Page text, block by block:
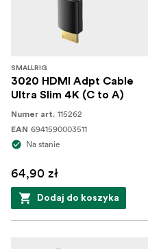
SMALLRIG
3020 HDMI Adpt Cable
Ultra Slim 4K (C to A)
Numer art. 115262
EAN 6941590003511
Na stanie
64,90 zł
Dodaj do koszyka